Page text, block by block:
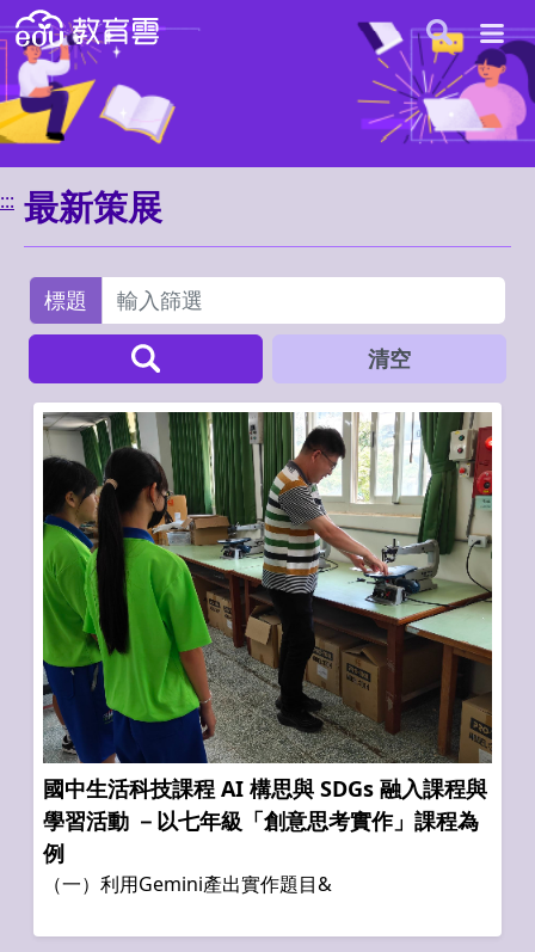
跳至主內容
網站導覽 手機展
::: 最新策展
標題
清空
國中生活科技課程 AI 構思與 SDGs 融入課程與
學習活動 －以七年級「創意思考實作」課程為
例
（一）利用Gemini產出實作題目&